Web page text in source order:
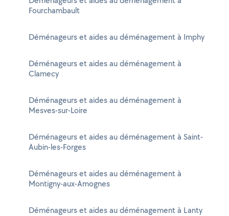
Fourchambault
Déménageurs et aides au déménagement à Imphy
Déménageurs et aides au déménagement à
Clamecy
Déménageurs et aides au déménagement à
Mesves-sur-Loire
Déménageurs et aides au déménagement à Saint-
Aubin-les-Forges
Déménageurs et aides au déménagement à
Montigny-aux-Amognes
Déménageurs et aides au déménagement à Lanty